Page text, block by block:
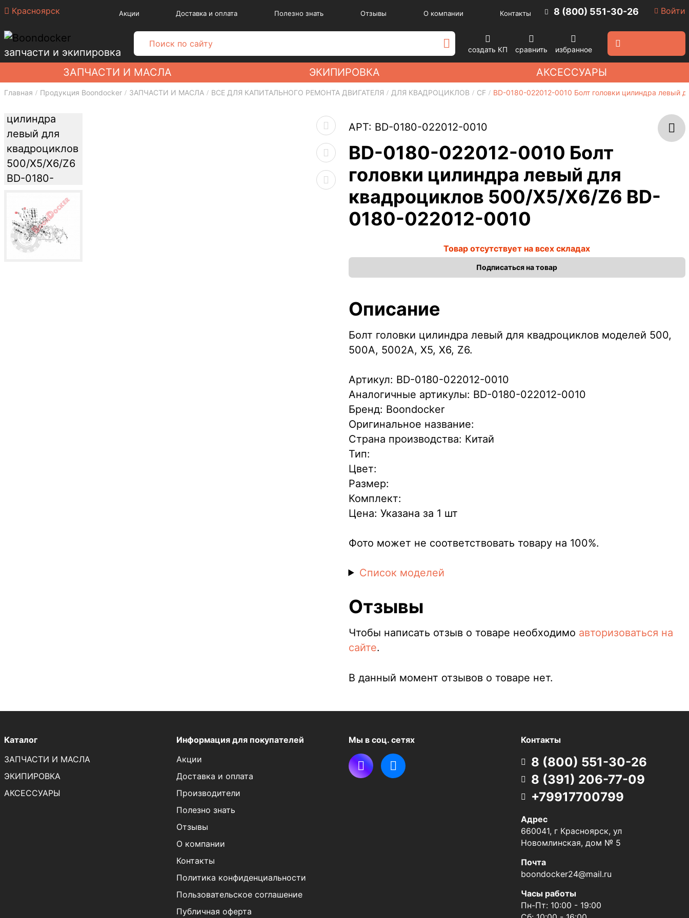
Красноярск Акции Доставка и оплата Полезно знать Отзывы О компании Контакты 8 (800) 551-30-26 Войти
запчасти и экипировка создать КП сравнить избранное
ЗАПЧАСТИ И МАСЛА ЭКИПИРОВКА АКСЕССУАРЫ
Главная Продукция Boondocker ЗАПЧАСТИ И МАСЛА ВСЕ ДЛЯ КАПИТАЛЬНОГО РЕМОНТА ДВИГАТЕЛЯ ДЛЯ КВАДРОЦИКЛОВ CF BD-0180-022012-0010 Болт головки цилиндра левый
АРТ: BD-0180-022012-0010
BD-0180-022012-0010 Болт
головки цилиндра левый для
квадроциклов 500/X5/X6/Z6 BD-
0180-022012-0010
Товар отсутствует на всех складах
Подписаться на товар
Описание
Болт головки цилиндра левый для квадроциклов моделей 500,
500A, 5002A, X5, X6, Z6.
Артикул: BD-0180-022012-0010
Аналогичные артикулы: BD-0180-022012-0010
Бренд: Boondocker
Оригинальное название:
Страна производства: Китай
Тип:
Цвет:
Размер:
Комплект:
Цена: Указана за 1 шт
Фото может не соответствовать товару на 100%.
Список моделей
Отзывы
Чтобы написать отзыв о товаре необходимо авторизоваться на
сайте.
В данный момент отзывов о товаре нет.
Каталог
ЗАПЧАСТИ И МАСЛА
ЭКИПИРОВКА
АКСЕССУАРЫ
Информация для покупателей
Акции
Доставка и оплата
Производители
Полезно знать
Отзывы
О компании
Контакты
Политика конфиденциальности
Пользовательское соглашение
Публичная оферта
Мы в соц. сетях Контакты
8 (800) 551-30-26
8 (391) 206-77-09
+79917700799
Адрес
660041, г Красноярск, ул
Новомлинская, дом № 5
Почта
boondocker24@mail.ru
Часы работы
Пн-Пт: 10:00 - 19:00